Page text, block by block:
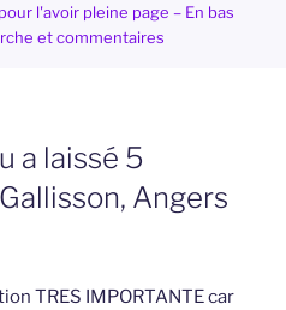
l'avoir pleine page – En bas
et commentaires
a laissé 5
Angers
TRES IMPORTANTE car